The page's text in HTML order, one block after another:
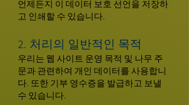
언제든지 이 데이터 보호 선언을 저장하
고 인쇄할 수 있습니다.
2. 처리의 일반적인 목적
우리는 웹 사이트 운영 목적 및 나무 주
문과 관련하여 개인 데이터를 사용합니
다. 또한 기부 영수증을 발급하고 보낼
수 있습니다.